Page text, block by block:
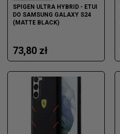
SPIGEN ULTRA HYBRID - ETUI
DO SAMSUNG GALAXY S24
(MATTE BLACK)
73,80 zł